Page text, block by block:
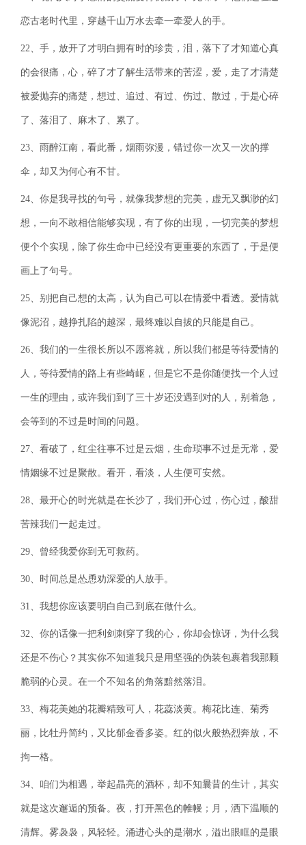
恋古老时代里，穿越千山万水去牵一牵爱人的手。
22、手，放开了才明白拥有时的珍贵，泪，落下了才知道心真
的会很痛，心，碎了才了解生活带来的苦涩，爱，走了才清楚
被爱抛弃的痛楚，想过、追过、有过、伤过、散过，于是心碎
了、落泪了、麻木了、累了。
23、雨醉江南，看此番，烟雨弥漫，错过你一次又一次的撑
伞，却又为何心有不甘。
24、你是我寻找的句号，就像我梦想的完美，虚无又飘渺的幻
想，一向不敢相信能够实现，有了你的出现，一切完美的梦想
便个个实现，除了你生命中已经没有更重要的东西了，于是便
画上了句号。
25、别把自己想的太高，认为自己可以在情爱中看透。爱情就
像泥沼，越挣扎陷的越深，最终难以自拔的只能是自己。
26、我们的一生很长所以不愿将就，所以我们都是等待爱情的
人，等待爱情的路上有些崎岖，但是它不是你随便找一个人过
一生的理由，或许我们到了三十岁还没遇到对的人，别着急，
会等到的不过是时间的问题。
27、看破了，红尘往事不过是云烟，生命琐事不过是无常，爱
情姻缘不过是聚散。看开，看淡，人生便可安然。
28、最开心的时光就是在长沙了，我们开心过，伤心过，酸甜
苦辣我们一起走过。
29、曾经我爱你到无可救药。
30、时间总是怂恿劝深爱的人放手。
31、我想你应该要明白自己到底在做什么。
32、你的话像一把利剑刺穿了我的心，你却会惊讶，为什么我
还是不伤心？其实你不知道我只是用坚强的伪装包裹着我那颗
脆弱的心灵。在一个不知名的角落黯然落泪。
33、梅花美她的花瓣精致可人，花蕊淡黄。梅花比连、菊秀
丽，比牡丹简约，又比郁金香多姿。红的似火般热烈奔放，不
拘一格。
34、咱们为相遇，举起晶亮的酒杯，却不知曩昔的生计，其实
就是这次邂逅的预备。夜，打开黑色的帷幔；月，洒下温顺的
清辉。雾袅袅，风轻轻。涌进心头的是潮水，溢出眼眶的是眼